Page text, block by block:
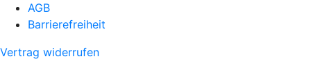
AGB
Barrierefreiheit
Vertrag widerrufen